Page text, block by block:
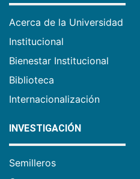
Acerca de la Universidad
Institucional
Bienestar Institucional
Biblioteca
Internacionalización
INVESTIGACIÓN
Semilleros